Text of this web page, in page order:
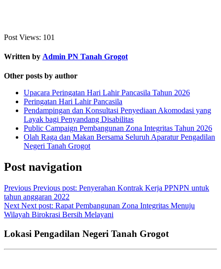
Post Views: 101
Written by Admin PN Tanah Grogot
Other posts by author
Upacara Peringatan Hari Lahir Pancasila Tahun 2026
Peringatan Hari Lahir Pancasila
Pendampingan dan Konsultasi Penyediaan Akomodasi yang
Layak bagi Penyandang Disabilitas
Public Campaign Pembangunan Zona Integritas Tahun 2026
Olah Raga dan Makan Bersama Seluruh Aparatur Pengadilan
Negeri Tanah Grogot
Post navigation
Previous Previous post: Penyerahan Kontrak Kerja PPNPN untuk
tahun anggaran 2022
Next Next post: Rapat Pembangunan Zona Integritas Menuju
Wilayah Birokrasi Bersih Melayani
Lokasi Pengadilan Negeri Tanah Grogot